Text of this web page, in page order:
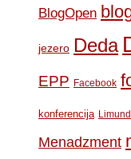
BlogOpen
jezero Deda
EPP Facebook
konferencija
Menadzment